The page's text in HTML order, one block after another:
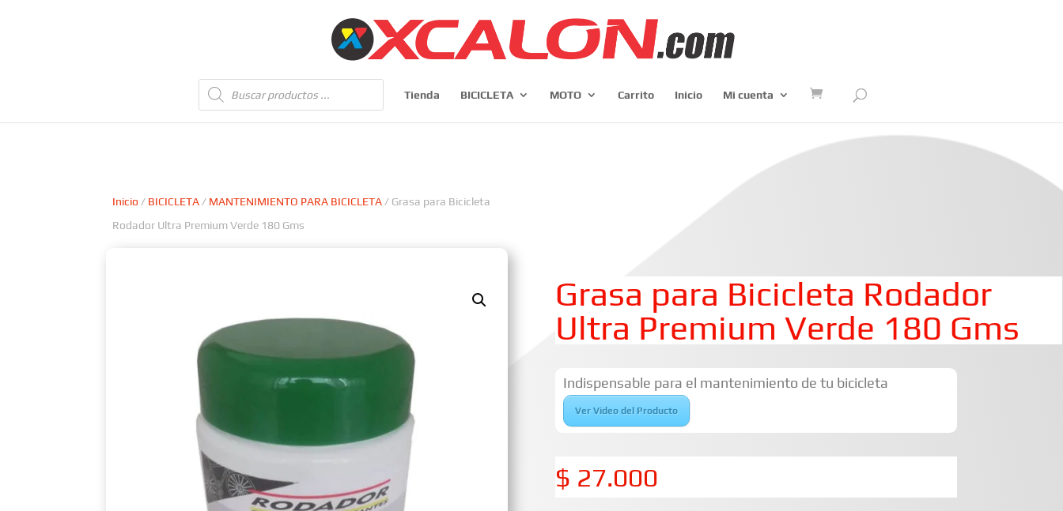
Búsqueda
de
productos
Tienda BICICLETA MOTO Carrito Inicio Mi cuenta
Inicio / BICICLETA/ MANTENIMIENTO PARA BICICLETA/ Grasa para Bicicleta
Rodador Ultra Premium Verde 180 Gms
Grasa para Bicicleta Rodador
Ultra Premium Verde 180 Gms
Indispensable para el mantenimiento de tu bicicleta
Ver Video del Producto
$ 27.000